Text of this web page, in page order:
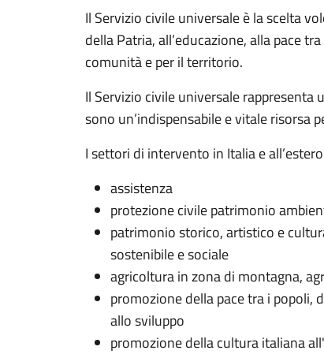
Il Servizio civile universale è la scelta
della Patria, all’educazione, alla pace
comunità e per il territorio.
Il Servizio civile universale
sono un’indispensabile e vitale risorsa
I settori di intervento in Italia e
assistenza
protezione civile patrimonio
patrimonio storico, artistico e
sostenibile e sociale
agricoltura in zona di montagna,
promozione della pace tra i
allo sviluppo
promozione della cultura italiana